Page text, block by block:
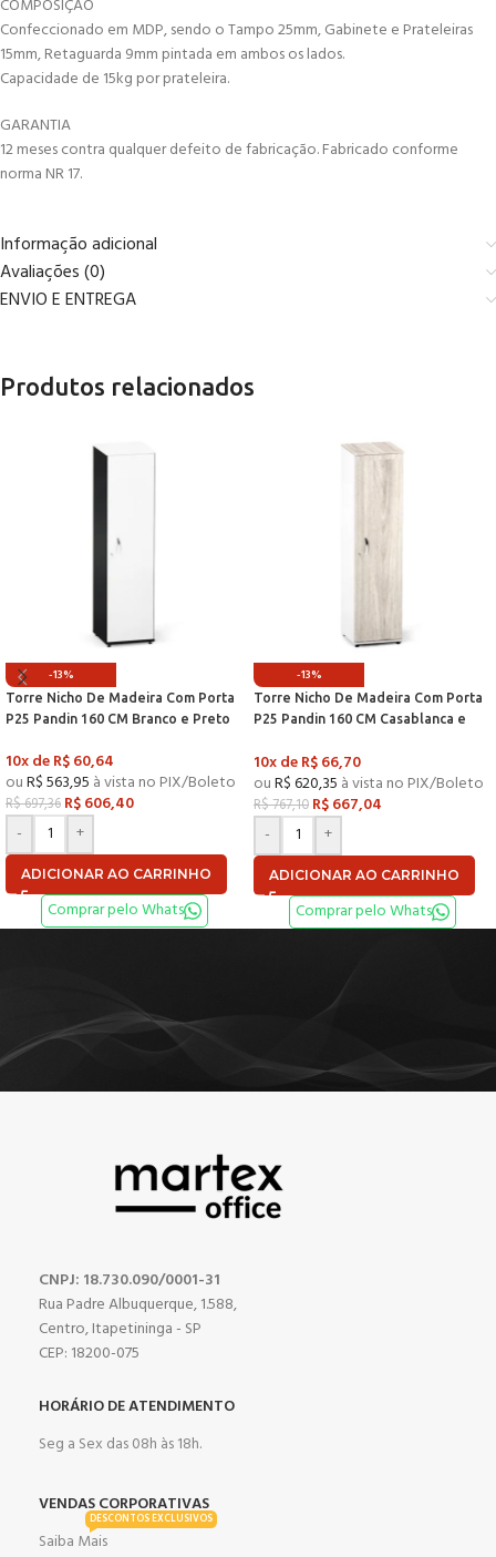
COMPOSIÇÃO
Confeccionado em MDP, sendo o Tampo 25mm, Gabinete e Prateleiras
15mm, Retaguarda 9mm pintada em ambos os lados.
Capacidade de 15kg por prateleira.
GARANTIA
12 meses contra qualquer defeito de fabricação. Fabricado conforme
norma NR 17.
Informação adicional
Avaliações (0)
ENVIO E ENTREGA
Produtos relacionados
-13%
Torre Nicho De Madeira Com Porta
P25 Pandin 160 CM Branco e Preto
10x deR$60,64
ouR$563,95 à vista no PIX/Boleto
R$697,36 R$606,40
-
+
ADICIONAR AO CARRINHO
Comprar pelo Whats
-13%
Torre Nicho De Madeira Com Porta
P25 Pandin 160 CM Casablanca e
10x deR$66,70
ouR$620,35 à vista no PIX/Boleto
R$767,10 R$667,04
-
+
ADICIONAR AO CARRINHO
Comprar pelo Whats
CNPJ: 18.730.090/0001-31
Rua Padre Albuquerque, 1.588,
Centro, Itapetininga - SP
CEP: 18200-075
HORÁRIO DE ATENDIMENTO
Seg a Sex das 08h às 18h.
VENDAS CORPORATIVAS
Saiba Mais
DESCONTOS EXCLUSIVOS